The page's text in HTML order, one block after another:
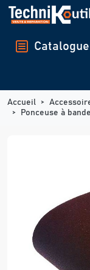
Panneau de gestion
Catalogue
Accueil
Ponceuse à bande